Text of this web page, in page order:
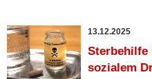
13.12.2025
Sterbehilfe
sozialem